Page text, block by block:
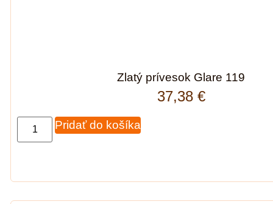
Zlatý prívesok Glare 119
37,38 €
Pridať do košíka